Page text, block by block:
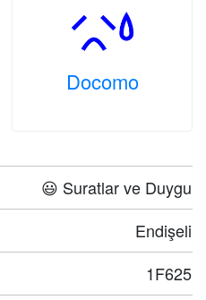
Docomo
😃 Suratlar ve Duygu
Endişeli
1F625